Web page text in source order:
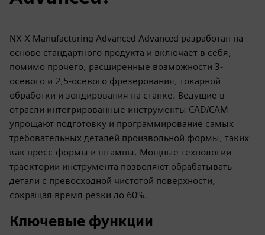
NX X Manufacturing Advanced Advanced разработан на
основе стандартного продукта и включает в себя,
помимо прочего, расширенные возможности 3-
осевого и 2,5-осевого фрезерования, токарной
обработки и зондирования на станке. Ведущие в
отрасли интегрированные инструменты CAD/CAM
упрощают подготовку и программирование самых
требовательных деталей произвольной формы, таких
как пресс-формы и штампы. Мощные технологии
траектории инструмента позволяют обрабатывать
детали с превосходной чистотой поверхности,
сокращая время резки до 60%.
Ключевые функции